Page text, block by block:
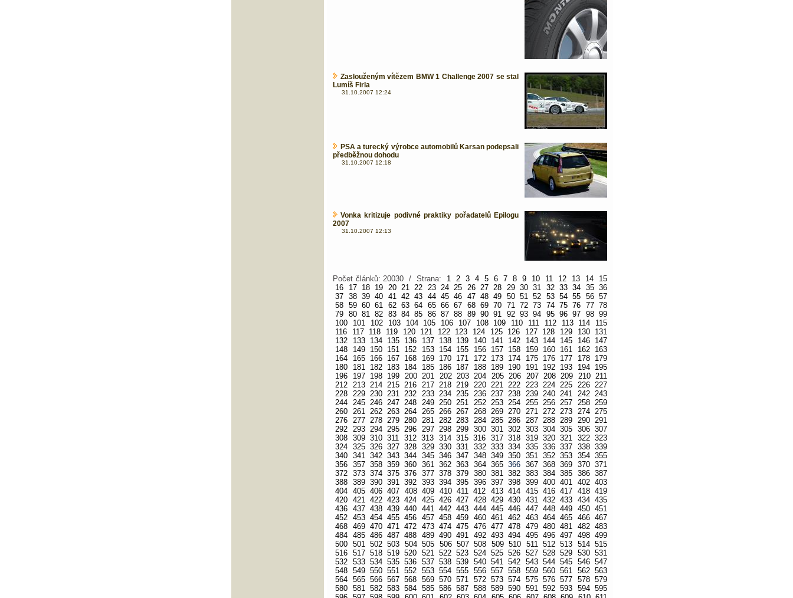
Zaslouženým vítězem BMW 1 Challenge 2007 se stal
Lumíš Firla
31.10.2007 12:24
PSA a turecký výrobce automobilů Karsan podepsali
předběžnou dohodu
31.10.2007 12:18
Vonka kritizuje podivné praktiky pořadatelů Epilogu
2007
31.10.2007 12:13
Počet článků: 20030 / Strana: 1 2 3 4 5 6 7 8 9 10 11 12 13 14
15
16
17 18 19 20 21 22 23 24 25 26 27 28 29 30 31 32 33 34 35 36
37 38 39 40 41 42 43 44 45 46 47 48 49 50 51 52 53 54 55 56 57
58 59 60 61 62 63 64 65 66 67 68 69 70 71 72 73 74 75 76 77 78
79 80 81 82 83 84 85 86 87 88 89 90 91 92 93 94 95 96 97 98 99
100
101 102 103 104 105 106 107 108 109 110 111 112 113 114
115
116
117 118 119 120 121 122 123 124 125 126 127 128 129 130
131
132
133 134 135 136 137 138 139 140 141 142 143 144 145 146
147
148
149 150 151 152 153 154 155 156 157 158 159 160 161 162
163
164
165 166 167 168 169 170 171 172 173 174 175 176 177 178
179
180
181 182 183 184 185 186 187 188 189 190 191 192 193 194
195
196
197 198 199 200 201 202 203 204 205 206 207 208 209 210 211
212 213 214 215 216 217 218 219 220 221 222 223 224 225 226 227
228 229 230 231 232 233 234 235 236 237 238 239 240 241 242 243
244 245 246 247 248 249 250 251 252 253 254 255 256 257 258 259
260 261 262 263 264 265 266 267 268 269 270 271 272 273 274 275
276 277 278 279 280 281 282 283 284 285 286 287 288 289 290 291
292 293 294 295 296 297 298 299 300 301 302 303 304 305 306 307
308 309 310 311 312 313 314 315 316 317 318 319 320 321 322 323
324 325 326 327 328 329 330 331 332 333 334 335 336 337 338 339
340 341 342 343 344 345 346 347 348 349 350 351 352 353 354 355
356 357 358 359 360 361 362 363 364 365 366 367 368 369 370 371
372 373 374 375 376 377 378 379 380 381 382 383 384 385 386 387
388 389 390 391 392 393 394 395 396 397 398 399 400 401 402 403
404 405 406 407 408 409 410 411 412 413 414 415 416 417 418 419
420 421 422 423 424 425 426 427 428 429 430 431 432 433 434 435
436 437 438 439 440 441 442 443 444 445 446 447 448 449 450 451
452 453 454 455 456 457 458 459 460 461 462 463 464 465 466 467
468 469 470 471 472 473 474 475 476 477 478 479 480 481 482 483
484 485 486 487 488 489 490 491 492 493 494 495 496 497 498 499
500 501 502 503 504 505 506 507 508 509 510 511 512 513 514 515
516 517 518 519 520 521 522 523 524 525 526 527 528 529 530 531
532 533 534 535 536 537 538 539 540 541 542 543 544 545 546 547
548 549 550 551 552 553 554 555 556 557 558 559 560 561 562 563
564 565 566 567 568 569 570 571 572 573 574 575 576 577 578 579
580 581 582 583 584 585 586 587 588 589 590 591 592 593 594 595